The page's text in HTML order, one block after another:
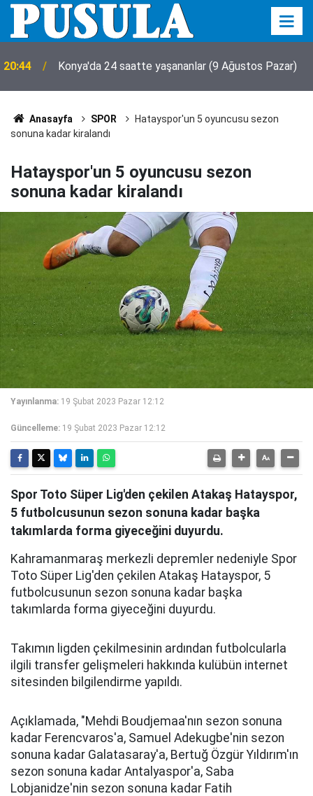
20:44 Konya'da 24 saatte yaşananlar (9 Ağustos Pazar)
Anasayfa SPOR
Hatayspor'un 5 oyuncusu sezon
sonuna kadar kiralandı
Hatayspor'un 5 oyuncusu sezon
sonuna kadar kiralandı
Yayınlanma: 19 Şubat 2023 Pazar 12:12
Güncelleme: 19 Şubat 2023 Pazar 12:12
Spor Toto Süper Lig'den çekilen Atakaş Hatayspor,
5 futbolcusunun sezon sonuna kadar başka
takımlarda forma giyeceğini duyurdu.
Kahramanmaraş merkezli depremler nedeniyle Spor
Toto Süper Lig'den çekilen Atakaş Hatayspor, 5
futbolcusunun sezon sonuna kadar başka
takımlarda forma giyeceğini duyurdu.
Takımın ligden çekilmesinin ardından futbolcularla
ilgili transfer gelişmeleri hakkında kulübün internet
sitesinden bilgilendirme yapıldı.
Açıklamada, "Mehdi Boudjemaa'nın sezon sonuna
kadar Ferencvaros'a, Samuel Adekugbe'nin sezon
sonuna kadar Galatasaray'a, Bertuğ Özgür Yıldırım'ın
sezon sonuna kadar Antalyaspor'a, Saba
Lobjanidze'nin sezon sonuna kadar Fatih